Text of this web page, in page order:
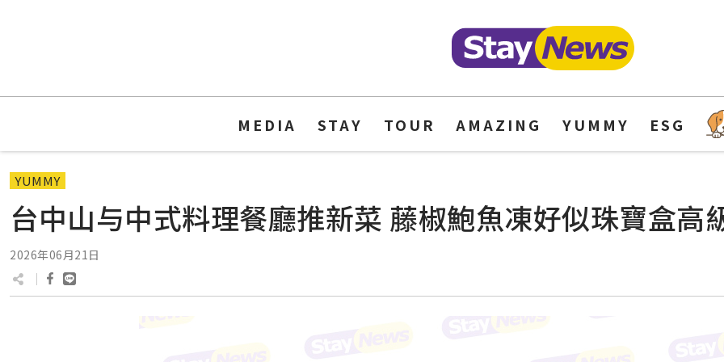
MEDIA STAY TOUR AMAZING YUMMY ESG
YUMMY
台中山与中式料理餐廳推新菜 藤椒鮑魚凍好似珠寶盒高
2026年06月21日